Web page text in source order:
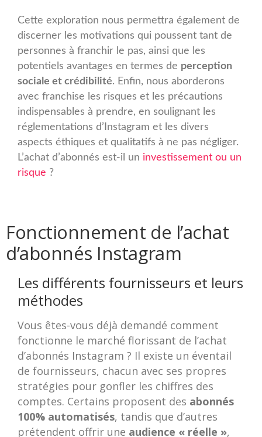
Cette exploration nous permettra également de
discerner les motivations qui poussent tant de
personnes à franchir le pas, ainsi que les
potentiels avantages en termes de perception
sociale et crédibilité. Enfin, nous aborderons
avec franchise les risques et les précautions
indispensables à prendre, en soulignant les
réglementations d’Instagram et les divers
aspects éthiques et qualitatifs à ne pas négliger.
L’achat d’abonnés est-il un investissement ou un
risque ?
Fonctionnement de l’achat
d’abonnés Instagram
Les différents fournisseurs et leurs
méthodes
Vous êtes-vous déjà demandé comment
fonctionne le marché florissant de l’achat
d’abonnés Instagram ? Il existe un éventail
de fournisseurs, chacun avec ses propres
stratégies pour gonfler les chiffres des
comptes. Certains proposent des abonnés
100% automatisés, tandis que d’autres
prétendent offrir une audience « réelle »,